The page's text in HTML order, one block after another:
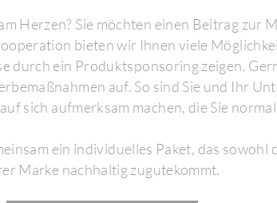
Herzen? Sie möchten einen Beitrag zur
bieten wir Ihnen viele
durch ein Produkt­spon­so­ring zeigen.
auf. So sind Sie und Ihr
sich aufmerksam machen, die Sie
ein indi­vi­du­elles Paket, das sowohl
Marke nach­haltig zugu­te­kommt.